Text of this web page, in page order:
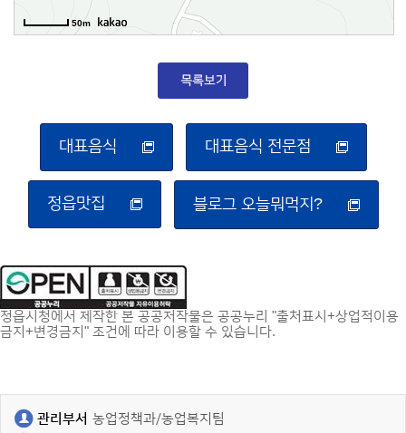
50m
대표음식 대표음식 전문점
정읍맛집 블로그 오늘뭐먹지?
정읍시청에서 제작한 본 공공저작물은 공공누리 "출처표시+상업적이용
금지+변경금지" 조건에 따라 이용할 수 있습니다.
관리부서 농업정책과/농업복지팀